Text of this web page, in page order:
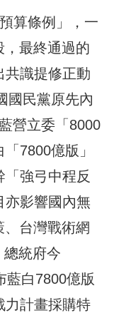
算條例」，一
最終通過的
共識提修正動
國民黨原先內
營立委「8000
7800億版」
強弓中程反
亦影響國內無
、台灣戰術網
統府今
藍白7800億版
力計畫採購特